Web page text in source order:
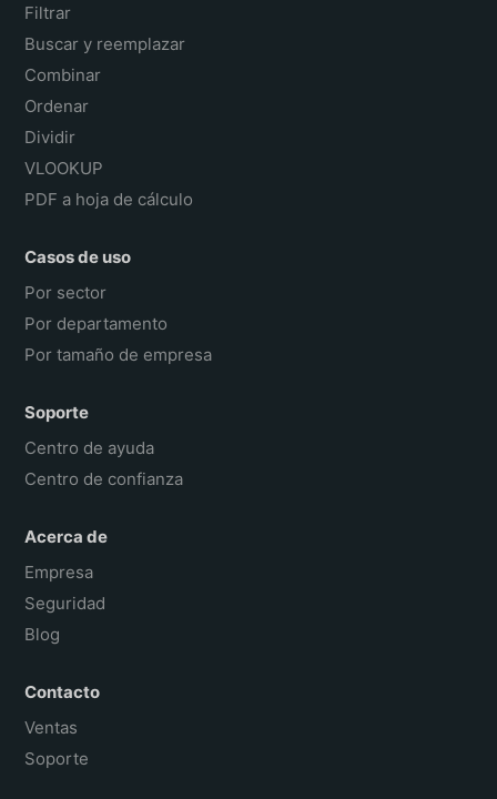
Filtrar
Buscar y reemplazar
Combinar
Ordenar
Dividir
VLOOKUP
PDF a hoja de cálculo
Casos de uso
Por sector
Por departamento
Por tamaño de empresa
Soporte
Centro de ayuda
Centro de confianza
Acerca de
Empresa
Seguridad
Blog
Contacto
Ventas
Soporte